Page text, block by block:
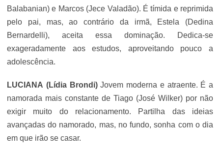
Balabanian) e Marcos (Jece Valadão). É tímida e reprimida
pelo pai, mas, ao contrário da irmã, Estela (Dedina
Bernardelli), aceita essa dominação. Dedica-se
exageradamente aos estudos, aproveitando pouco a
adolescência.
LUCIANA (Lídia Brondi)Jovem moderna e atraente. É a
namorada mais constante de Tiago (José Wilker) por não
exigir muito do relacionamento. Partilha das ideias
avançadas do namorado, mas, no fundo, sonha com o dia
em que irão se casar.